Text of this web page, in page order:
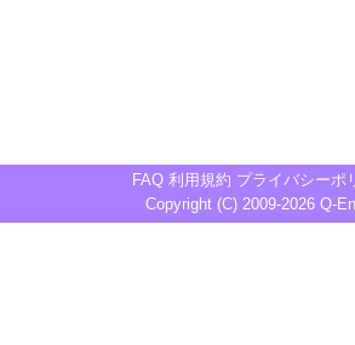
FAQ 利用規約 プライバシーポ
Copyright (C) 2009-2026 Q-